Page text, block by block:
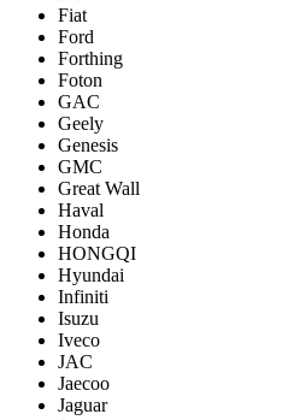
Fiat
Ford
Forthing
Foton
GAC
Geely
Genesis
GMC
Great Wall
Haval
Honda
HONGQI
Hyundai
Infiniti
Isuzu
Iveco
JAC
Jaecoo
Jaguar